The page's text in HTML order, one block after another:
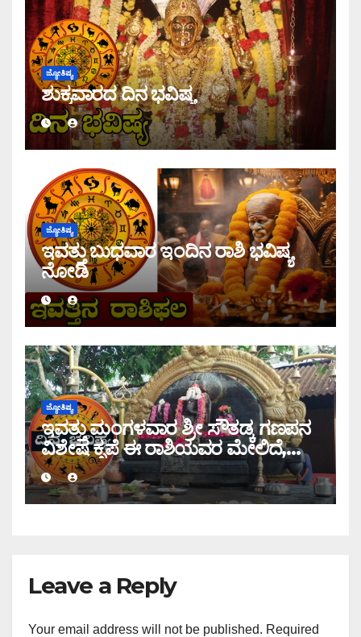
ಜ್ಯೋತಿಷ್ಯ
ಶುಕ್ರವಾರದ ದಿನ ಭವಿಷ್ಯ
ಜ್ಯೋತಿಷ್ಯ
ಇವತ್ತು ಬುಧವಾರ ಇಂದಿನ ರಾಶಿ ಭವಿಷ್ಯ
ನೋಡಿ
ಜ್ಯೋತಿಷ್ಯ
ಇವತ್ತು ಮಂಗಳವಾರ ಶ್ರೀ ಸೌತಡ್ಕ ಗಣಪನ
ವಿಶೇಷ ಕೃಪೆ ಈ ರಾಶಿಯವರ ಮೇಲಿದೆ,
ಇಂದಿನ ರಾಶಿ ಭವಿಷ್ಯ ತಿಳಿಯಿರಿ
Leave a Reply
Your email address will not be published. Required